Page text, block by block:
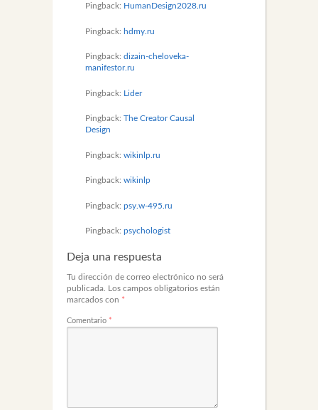
Pingback: HumanDesign2028.ru
Pingback: hdmy.ru
Pingback: dizain-cheloveka-
manifestor.ru
Pingback: Lider
Pingback: The Creator Causal
Design
Pingback: wikinlp.ru
Pingback: wikinlp
Pingback: psy.w-495.ru
Pingback: psychologist
Deja una respuesta
Tu dirección de correo electrónico no será
publicada. Los campos obligatorios están
marcados con *
Comentario *